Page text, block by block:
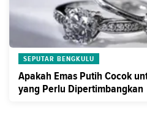
SEPUTAR BENGKULU
Apakah Emas Putih Cocok
yang Perlu Dipertimbangkan